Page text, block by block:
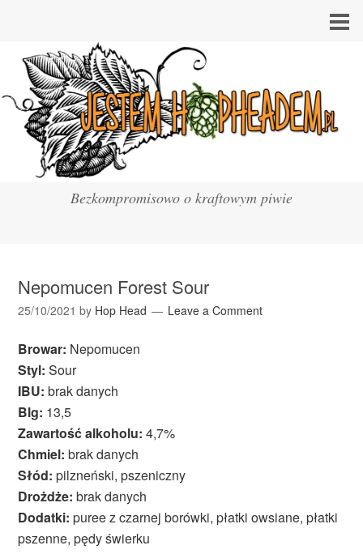
Bezkompromisowo o kraftowym piwie
Nepomucen Forest Sour
25/10/2021 by Hop Head Leave a Comment
Browar: Nepomucen
Styl: Sour
IBU: brak danych
Blg: 13,5
Zawartość alkoholu: 4,7%
Chmiel: brak danych
Słód: pilzneński, pszeniczny
Drożdże: brak danych
Dodatki: puree z czarnej borówki, płatki owsiane, płatki
pszenne, pędy świerku